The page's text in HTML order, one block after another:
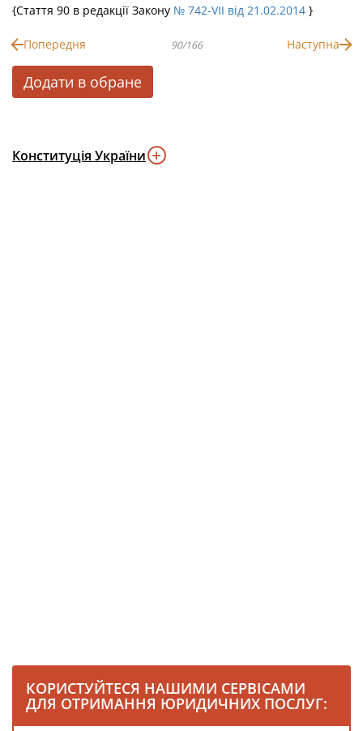
{Стаття 90 в редакції Закону № 742-VII від 21.02.2014 }
Попередня 90/166 Наступна
Додати в обране
Конституція України
КОРИСТУЙТЕСЯ НАШИМИ СЕРВІСАМИ
ДЛЯ ОТРИМАННЯ ЮРИДИЧНИХ ПОСЛУГ: